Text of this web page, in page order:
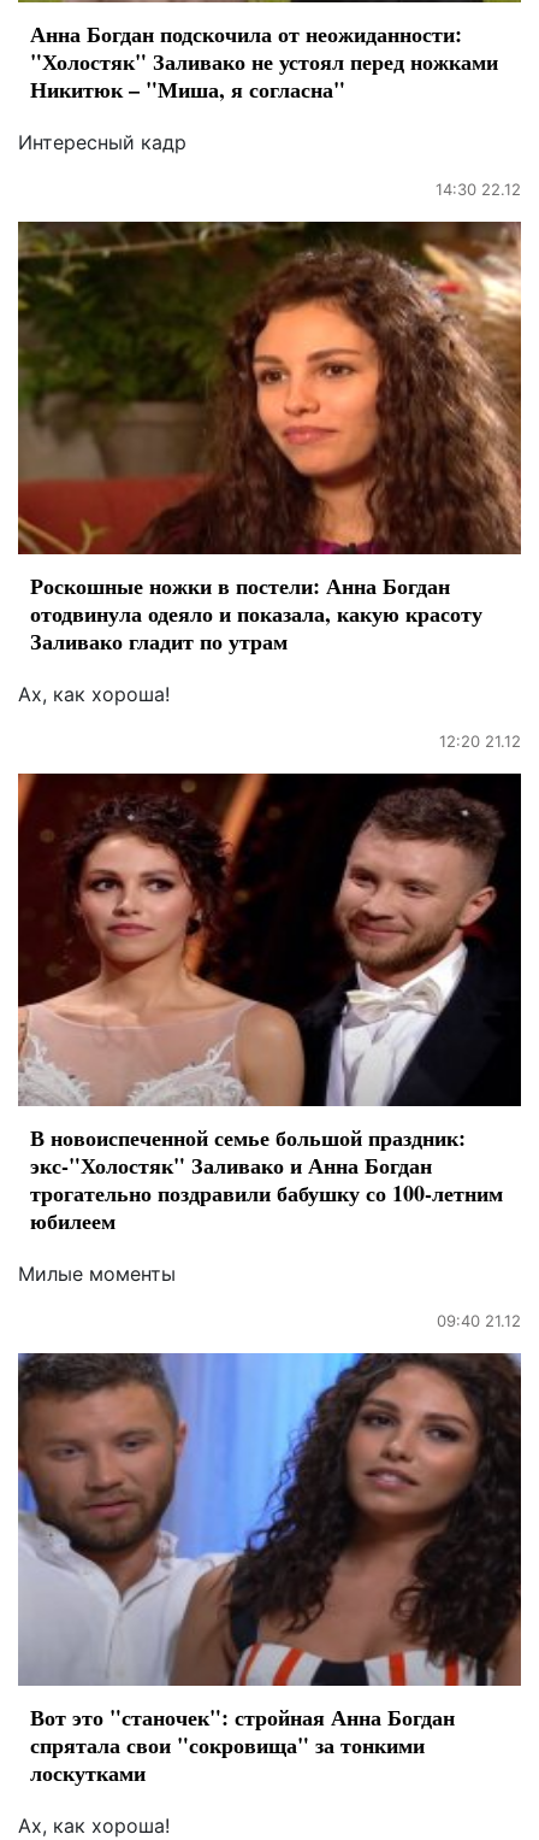
Анна Богдан подскочила от неожиданности:
"Холостяк" Заливако не устоял перед ножками
Никитюк – "Миша, я согласна"
Интересный кадр
14:30 22.12
Роскошные ножки в постели: Анна Богдан
отодвинула одеяло и показала, какую красоту
Заливако гладит по утрам
Ах, как хороша!
12:20 21.12
В новоиспеченной семье большой праздник:
экс-"Холостяк" Заливако и Анна Богдан
трогательно поздравили бабушку со 100-летним
юбилеем
Милые моменты
09:40 21.12
Вот это "станочек": стройная Анна Богдан
спрятала свои "сокровища" за тонкими
лоскутками
Ах, как хороша!